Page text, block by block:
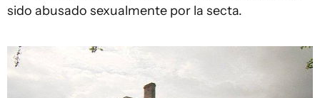
sido abusado sexualmente por la secta.